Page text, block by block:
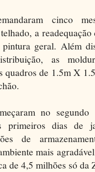
cinco
a
geral. Além
as
quadros de 1.5m X
no
primeiros dias
de
mais
de 4,5 milhões só